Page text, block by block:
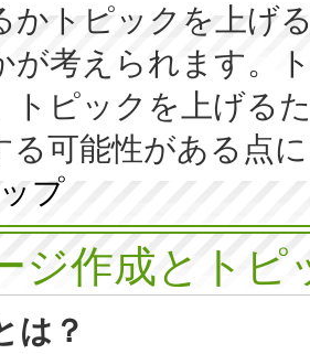
かトピックを上げ
が考えられます。
トピックを上げる
る可能性がある点
プ
ジ作成とトピ
は？